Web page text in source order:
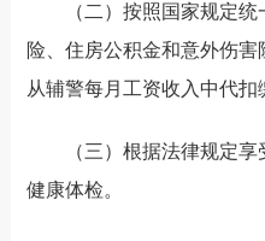
（二）按照国家规定
险、住房公积金和意外伤害
从辅警每月工资收入中代扣
（三）根据法律规定
健康体检。